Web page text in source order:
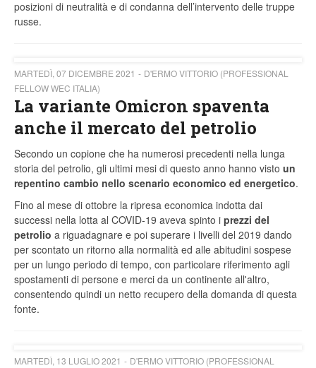
posizioni di neutralità e di condanna dell’intervento delle truppe
russe.
MARTEDÌ, 07 DICEMBRE 2021
D'ERMO VITTORIO (PROFESSIONAL
FELLOW WEC ITALIA)
La variante Omicron spaventa
anche il mercato del petrolio
Secondo un copione che ha numerosi precedenti nella lunga
storia del petrolio, gli ultimi mesi di questo anno hanno visto un
repentino cambio nello scenario economico ed energetico.
Fino al mese di ottobre la ripresa economica indotta dai
successi nella lotta al COVID-19 aveva spinto i prezzi del
petrolio a riguadagnare e poi superare i livelli del 2019 dando
per scontato un ritorno alla normalità ed alle abitudini sospese
per un lungo periodo di tempo, con particolare riferimento agli
spostamenti di persone e merci da un continente all'altro,
consentendo quindi un netto recupero della domanda di questa
fonte.
MARTEDÌ, 13 LUGLIO 2021
D'ERMO VITTORIO (PROFESSIONAL